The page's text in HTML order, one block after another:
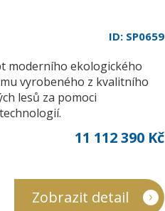
ID: SP0659
moderního ekologického
vyrobeného z kvalitního
lesů za pomoci
11 112 390 Kč
Zobrazit detail